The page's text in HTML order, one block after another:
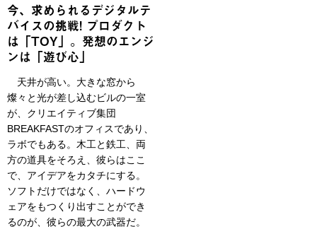
今、求められるデジタルテ
バイスの挑戦! プロダクト
は「TOY」。発想のエンジ
ンは「遊び心」
天井が高い。大きな窓から
燦々と光が差し込むビルの一室
が、クリエイティブ集団
BREAKFASTのオフィスであり、
ラボでもある。木工と鉄工、両
方の道具をそろえ、彼らはここ
で、アイデアをカタチにする。
ソフトだけではなく、ハードウ
ェアをもつくり出すことができ
るのが、彼らの最大の武器だ。